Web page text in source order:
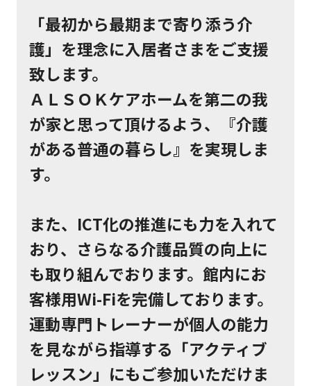
「最初から最期まで寄り添う介
護」を理念に入居者さまをご支援
致します。
ＡＬＳＯＫケアホームを第二の我
が家と思って頂けるよう、『介護
がある普通の暮らし』を実現しま
す。
また、ICT化の推進にも力を入れて
おり、さらなる介護品質の向上に
も取り組んでおります。館内にお
客様用Wi-Fiを完備しております。
運動専門トレーナーが個人の能力
を見ながら指導する「アクティブ
レッスン」にもご参加いただけま